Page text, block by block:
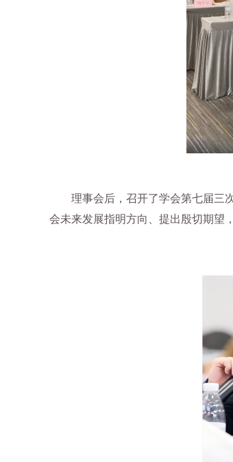
理事会后，召开了学会第七届三
会未来发展指明方向、提出殷切期望